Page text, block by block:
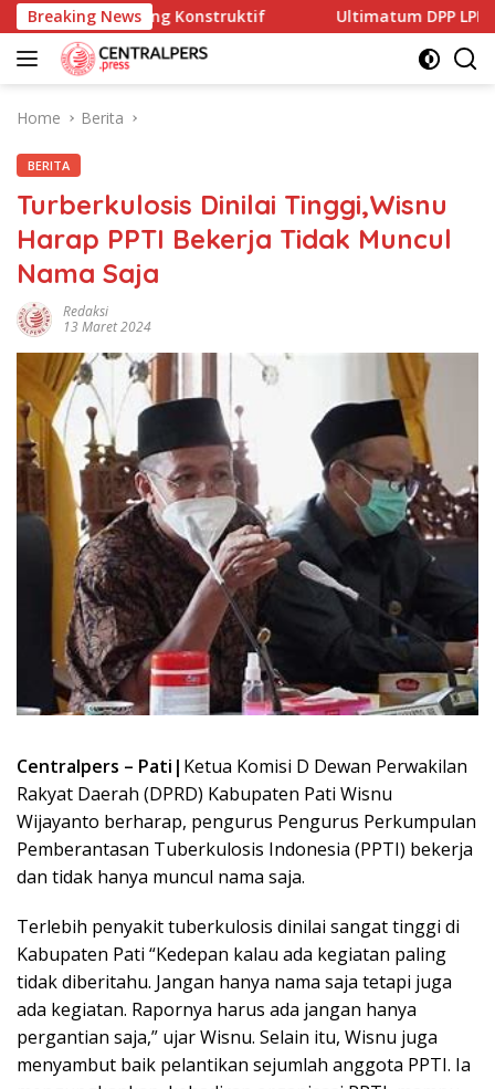
Skip
to
content
Breaking News
Yang Konstruktif Ultimatum DPP LPK-RI ke
Home Berita
BERITA
Turberkulosis Dinilai Tinggi,Wisnu
Harap PPTI Bekerja Tidak Muncul
Nama Saja
Redaksi
13 Maret 2024
Centralpers – Pati| Ketua Komisi D Dewan Perwakilan
Rakyat Daerah (DPRD) Kabupaten Pati Wisnu
Wijayanto berharap, pengurus Pengurus Perkumpulan
Pemberantasan Tuberkulosis Indonesia (PPTI) bekerja
dan tidak hanya muncul nama saja.
Terlebih penyakit tuberkulosis dinilai sangat tinggi di
Kabupaten Pati “Kedepan kalau ada kegiatan paling
tidak diberitahu. Jangan hanya nama saja tetapi juga
ada kegiatan. Rapornya harus ada jangan hanya
pergantian saja,” ujar Wisnu. Selain itu, Wisnu juga
menyambut baik pelantikan sejumlah anggota PPTI. Ia